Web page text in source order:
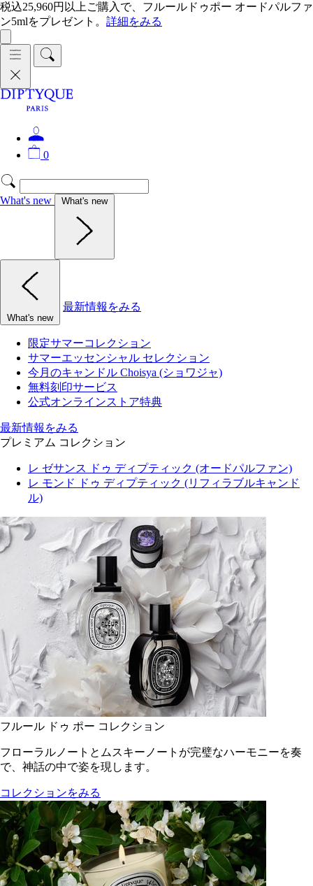
税込25,960円以上ご購入で、フルールドゥポー オードパルファ
ン5mlをプレゼント。 詳細をみる
0
What's new What's new
What's new
最新情報をみる
限定サマーコレクション
サマーエッセンシャル セレクション
今月のキャンドル Choisya (ショワジャ)
無料刻印サービス
公式オンラインストア特典
最新情報をみる
プレミアム コレクション
レ ゼサンス ドゥ ディプティック (オードパルファン)
レ モンド ドゥ ディプティック (リフィラブルキャンド
ル)
フルール ドゥ ポー コレクション
フローラルノートとムスキーノートが完璧なハーモニーを奏
で、神話の中で姿を現します。
コレクションをみる